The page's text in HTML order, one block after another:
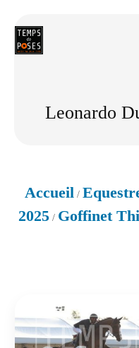
Leonardo
Accueil /
2025/ Goffinet